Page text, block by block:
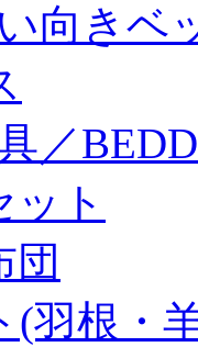
向きベ
／
ット
団
(羽根・